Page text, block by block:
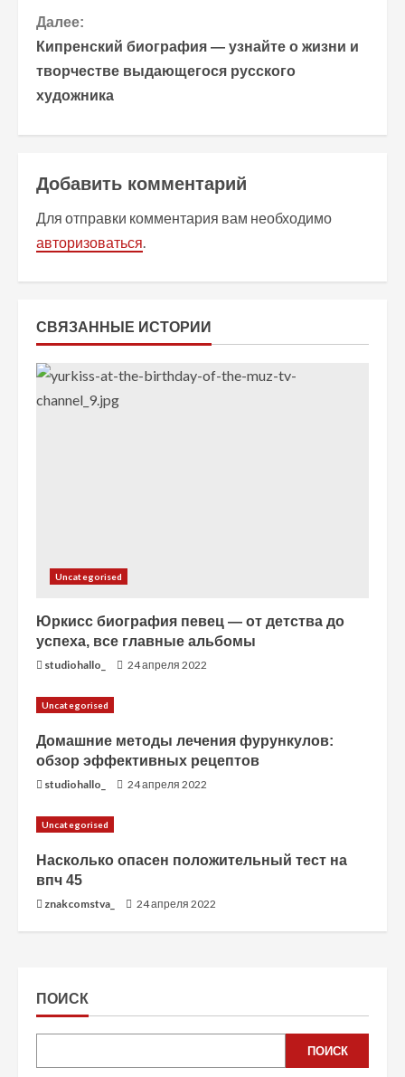
о
д
о
л
и
т
ь
ч
т
е
Далее:
Кипренский биография — узнайте о жизни и
творчестве выдающегося русского
художника
Добавить комментарий
Для отправки комментария вам необходимо
авторизоваться.
СВЯЗАННЫЕ ИСТОРИИ
Uncategorised
Юркисс биография певец — от детства до
успеха, все главные альбомы
studiohallo_ 24 апреля 2022
Uncategorised
Домашние методы лечения фурункулов:
обзор эффективных рецептов
studiohallo_ 24 апреля 2022
Uncategorised
Насколько опасен положительный тест на
впч 45
znakcomstva_ 24 апреля 2022
ПОИСК
ПОИСК